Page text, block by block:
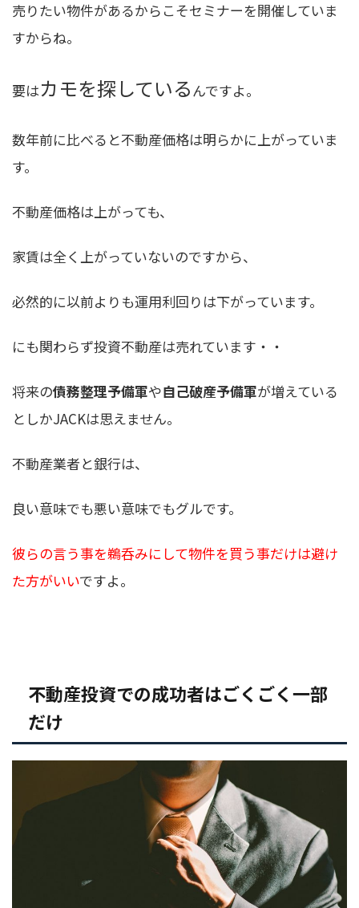
売りたい物件があるからこそセミナーを開催していま
すからね。
要はカモを探しているんですよ。
数年前に比べると不動産価格は明らかに上がっていま
す。
不動産価格は上がっても、
家賃は全く上がっていないのですから、
必然的に以前よりも運用利回りは下がっています。
にも関わらず投資不動産は売れています・・
将来の債務整理予備軍や自己破産予備軍が増えている
としかJACKは思えません。
不動産業者と銀行は、
良い意味でも悪い意味でもグルです。
彼らの言う事を鵜呑みにして物件を買う事だけは避け
た方がいいですよ。
不動産投資での成功者はごくごく一部
だけ